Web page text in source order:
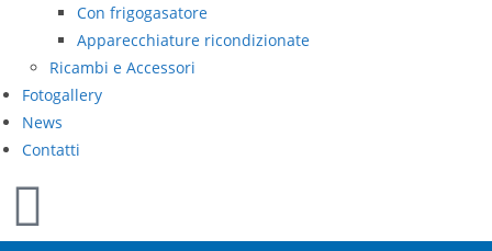
Con frigogasatore
Apparecchiature ricondizionate
Ricambi e Accessori
Fotogallery
News
Contatti